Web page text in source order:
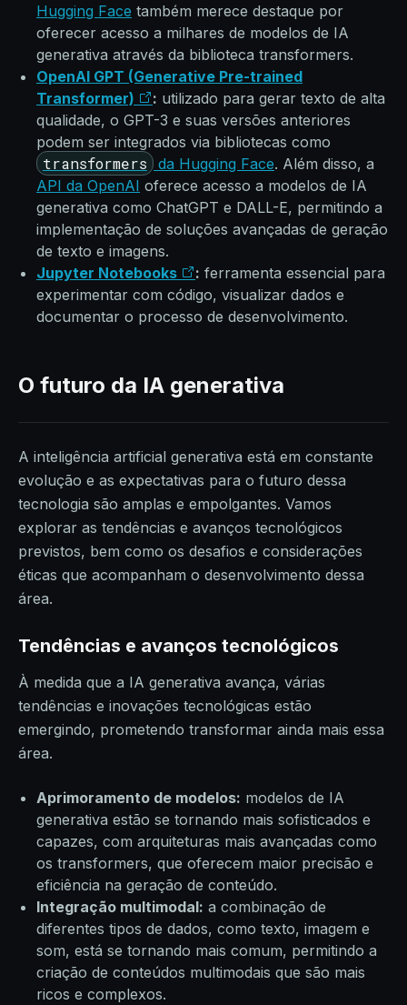
Hugging Face também merece destaque por
oferecer acesso a milhares de modelos de IA
generativa através da biblioteca transformers.
OpenAI GPT (Generative Pre-trained
Transformer)
: utilizado para gerar texto de alta
qualidade, o GPT-3 e suas versões anteriores
podem ser integrados via bibliotecas como
transformers da Hugging Face. Além disso, a
API da OpenAI oferece acesso a modelos de IA
generativa como ChatGPT e DALL-E, permitindo a
implementação de soluções avançadas de geração
de texto e imagens.
Jupyter Notebooks
: ferramenta essencial para
experimentar com código, visualizar dados e
documentar o processo de desenvolvimento.
O futuro da IA generativa
A inteligência artificial generativa está em constante
evolução e as expectativas para o futuro dessa
tecnologia são amplas e empolgantes. Vamos
explorar as tendências e avanços tecnológicos
previstos, bem como os desafios e considerações
éticas que acompanham o desenvolvimento dessa
área.
Tendências e avanços tecnológicos
À medida que a IA generativa avança, várias
tendências e inovações tecnológicas estão
emergindo, prometendo transformar ainda mais essa
área.
Aprimoramento de modelos: modelos de IA
generativa estão se tornando mais sofisticados e
capazes, com arquiteturas mais avançadas como
os transformers, que oferecem maior precisão e
eficiência na geração de conteúdo.
Integração multimodal: a combinação de
diferentes tipos de dados, como texto, imagem e
som, está se tornando mais comum, permitindo a
criação de conteúdos multimodais que são mais
ricos e complexos.